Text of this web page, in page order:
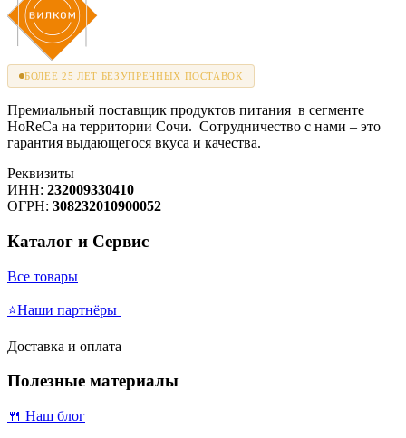
БОЛЕЕ 25 ЛЕТ БЕЗУПРЕЧНЫХ ПОСТАВОК
Премиальный поставщик продуктов питания в сегменте
HoReCa на территории Сочи. Сотрудничество с нами – это
гарантия выдающегося вкуса и качества.
Реквизиты
ИНН: 232009330410
ОГРН: 308232010900052
Каталог и Сервис
Все товары
⭐Наши партнёры
Доставка и оплата
Полезные материалы
🍴 Наш блог